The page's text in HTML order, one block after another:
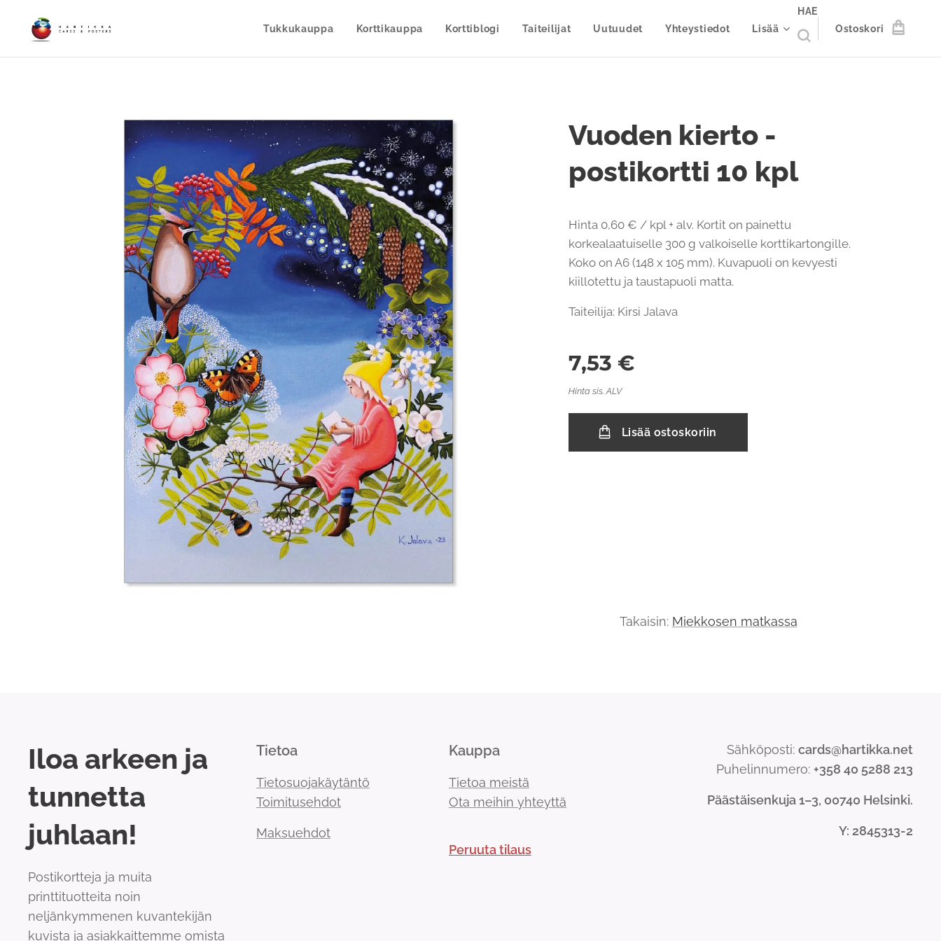
Tukkukauppa Korttikauppa Korttiblogi Taiteilijat Uutuudet Yhteystiedot Lisää
HAE
Ostoskori
Vuoden kierto -
postikortti 10 kpl
Hinta 0,60 € / kpl + alv. Kortit on painettu
korkealaatuiselle 300 g valkoiselle korttikartongille.
Koko on A6 (148 x 105 mm). Kuvapuoli on kevyesti
kiillotettu ja taustapuoli matta.
Taiteilija: Kirsi Jalava
7,53 €
Hinta sis. ALV
Lisää ostoskoriin
Takaisin: Miekkosen matkassa
Iloa arkeen ja
tunnetta
juhlaan!
Postikortteja ja muita
printtituotteita noin
neljänkymmenen kuvantekijän
kuvista ja asiakkaittemme omista
Tietoa
Tietosuojakäytäntö
Toimitusehdot
Maksuehdot
Kauppa
Tietoa meistä
Ota meihin yhteyttä
Peruuta tilaus
Sähköposti: cards@hartikka.net
Puhelinnumero: +358 40 5288 213
Päästäisenkuja 1–3, 00740 Helsinki.
Y: 2845313-2